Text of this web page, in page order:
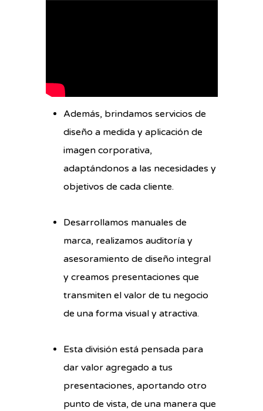
Además, brindamos servicios de
diseño a medida y aplicación de
imagen corporativa,
adaptándonos a las necesidades y
objetivos de cada cliente.
Desarrollamos manuales de
marca, realizamos auditoría y
asesoramiento de diseño integral
y creamos presentaciones que
transmiten el valor de tu negocio
de una forma visual y atractiva.
Esta división está pensada para
dar valor agregado a tus
presentaciones, aportando otro
punto de vista, de una manera que